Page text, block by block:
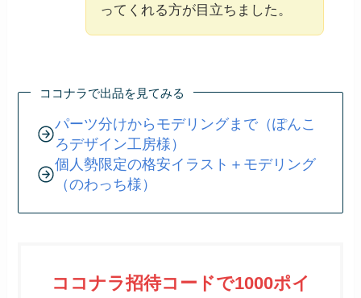
ってくれる方が目立ちました。
ココナラで出品を見てみる
パーツ分けからモデリングまで（ぽんこ
ろデザイン工房様）
個人勢限定の格安イラスト＋モデリング
（のわっち様）
ココナラ招待コードで1000ポイ